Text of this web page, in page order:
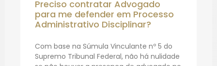
Preciso contratar Advogado
para me defender em Processo
Administrativo Disciplinar?
Com base na Súmula Vinculante nº 5 do
Supremo Tribunal Federal, não há nulidade